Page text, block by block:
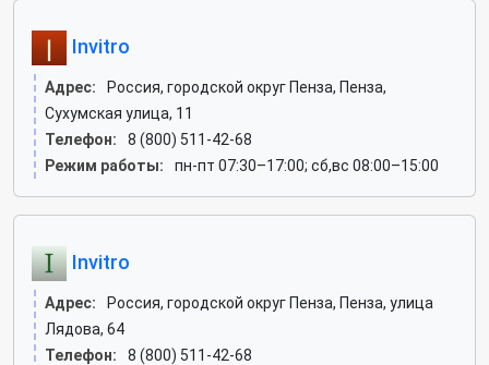
Invitro
Адрес:
Россия, городской округ Пенза, Пенза,
Сухумская улица, 11
Телефон:
8 (800) 511-42-68
Режим работы:
пн-пт 07:30–17:00; сб,вс 08:00–15:00
Invitro
Адрес:
Россия, городской округ Пенза, Пенза, улица
Лядова, 64
Телефон:
8 (800) 511-42-68